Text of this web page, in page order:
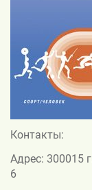
Контакты:
Адрес: 300015
6